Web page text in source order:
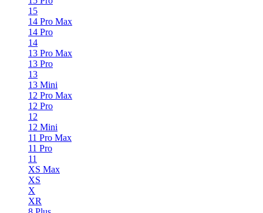
15
14 Pro Max
14 Pro
14
13 Pro Max
13 Pro
13
13 Mini
12 Pro Max
12 Pro
12
12 Mini
11 Pro Max
11 Pro
11
XS Max
XS
X
XR